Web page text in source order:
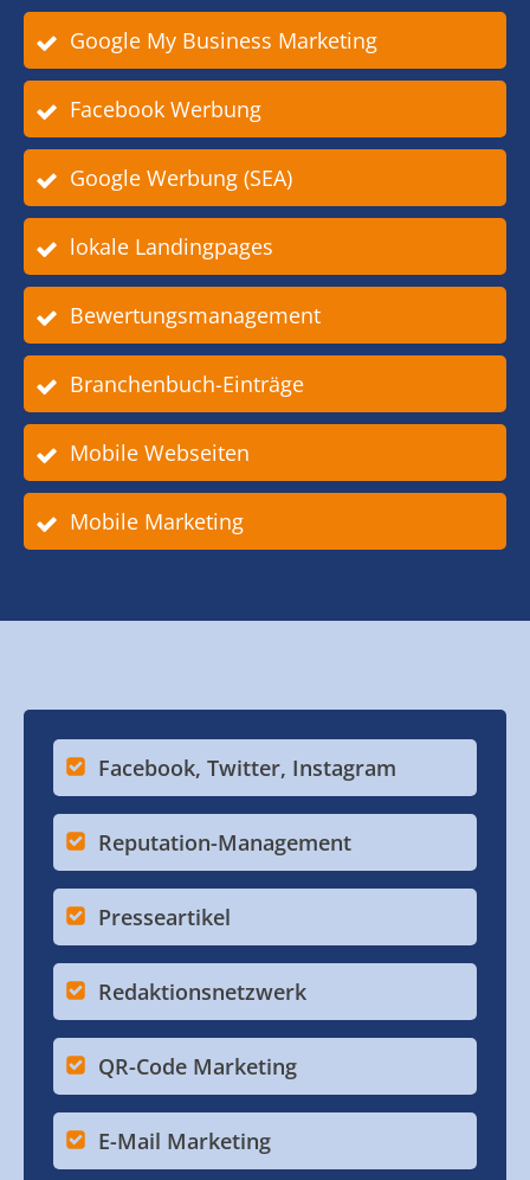
Google My Business Marketing
Facebook Werbung
Google Werbung (SEA)
lokale Landingpages
Bewertungsmanagement
Branchenbuch-Einträge
Mobile Webseiten
Mobile Marketing
Facebook, Twitter, Instagram
Reputation-Management
Presseartikel
Redaktionsnetzwerk
QR-Code Marketing
E-Mail Marketing